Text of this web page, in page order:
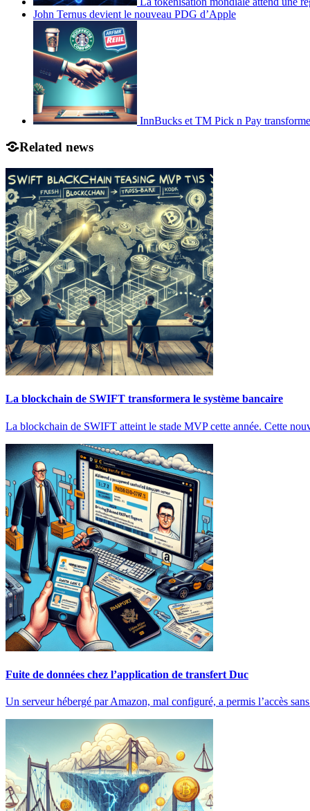
John Ternus devient le nouveau PDG d’Apple
InnBucks et TM Pick n Pay
Related news
La blockchain de SWIFT transformera le système bancaire
La blockchain de SWIFT atteint le stade MVP cette année. Cette
Fuite de données chez l’application de transfert Duc
Un serveur hébergé par Amazon, mal configuré, a permis l’accès